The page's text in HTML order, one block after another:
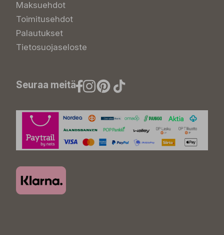
Maksuehdot
Toimitusehdot
Palautukset
Tietosuojaseloste
Seuraa meitä